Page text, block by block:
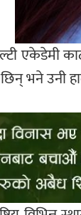
एकेडेमी
भने उनी